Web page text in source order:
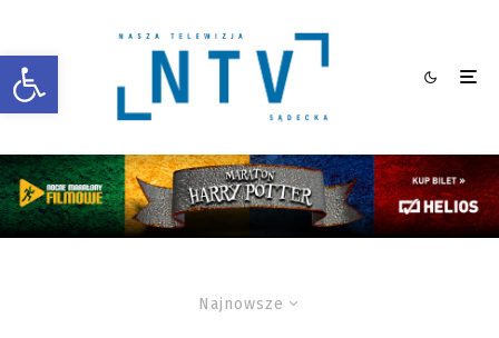
Otwórz pasek narzędzi
Najnowsze